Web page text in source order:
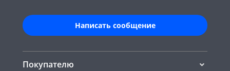
Написать сообщение
Покупателю